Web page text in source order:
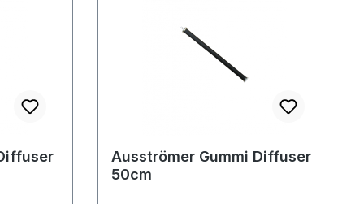
Ausströmer Gummi Diffuser
50cm